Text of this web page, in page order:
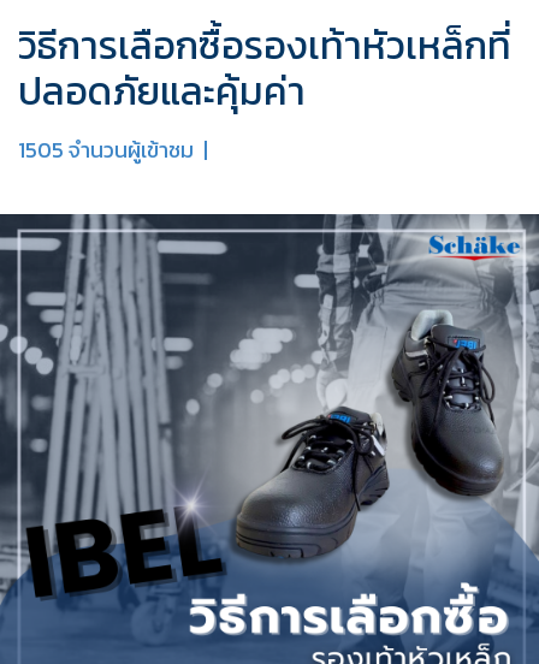
วิธีการเลือกซื้อรองเท้าหัวเหล็กที่
ปลอดภัยและคุ้มค่า
1505 จำนวนผู้เข้าชม |